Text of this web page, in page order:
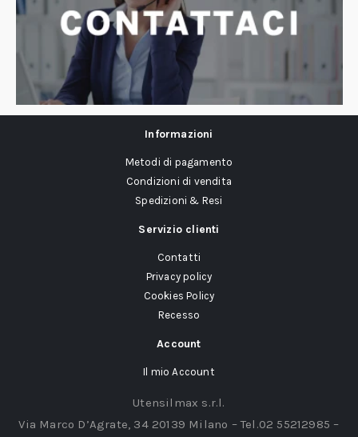
Informazioni
Metodi di pagamento
Condizioni di vendita
Spedizioni & Resi
Servizio clienti
Contatti
Privacy policy
Cookies Policy
Recesso
Account
Il mio Account
Utensilmax s.r.l.
Via Marco D’Agrate, 34 20139 Milano – Tel.02 55212985 –